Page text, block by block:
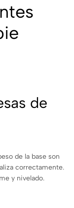
de
de la base son
correctamente.
y nivelado.